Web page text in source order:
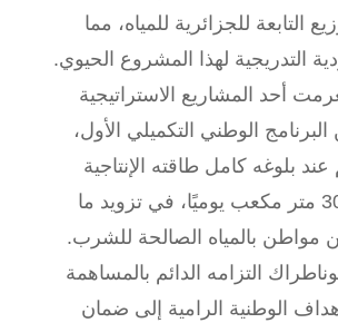
التابعة للجزائرية للمياه، مما
التدريجية لهذا المشروع الحيوي.
أحد المشاريع الاستراتيجية
الوطني التكميلي الأول،
بلوغه كامل طاقته الإنتاجية
البالغة 300.000 متر مكعب يوميًا، في تزويد ما
التزامه الدائم بالمساهمة
الوطنية الرامية إلى ضمان